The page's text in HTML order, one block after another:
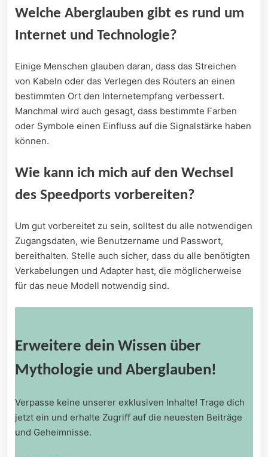
Welche Aberglauben ⁣gibt es rund um
Internet und ‌Technologie?
Einige Menschen glauben daran, dass ⁢das Streichen
von Kabeln oder das Verlegen des Routers an einen
bestimmten Ort den Internetempfang verbessert.
Manchmal wird auch gesagt, dass bestimmte Farben
oder Symbole ⁢einen ⁤Einfluss auf die Signalstärke haben
können.
Wie kann ich ⁤mich auf ​den Wechsel
des Speedports vorbereiten?
Um gut vorbereitet zu sein, solltest du alle notwendigen
Zugangsdaten, ⁣wie⁢ Benutzername und Passwort,
bereithalten. Stelle auch ​sicher, dass du alle benötigten
Verkabelungen und Adapter hast, die möglicherweise
für das neue⁢ Modell notwendig sind.
Erweitere dein Wissen über
Mythologie und Aberglauben!
Verpasse keine unserer exklusiven Inhalte! Trage dich
jetzt ein und erhalte Zugriff auf die neuesten Beiträge
und Geheimnisse.